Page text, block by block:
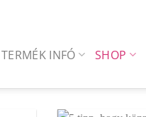
TERMÉK INFÓ SHOP